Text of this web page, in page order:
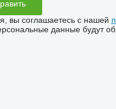
вы соглашаетесь с нашей
данные будут